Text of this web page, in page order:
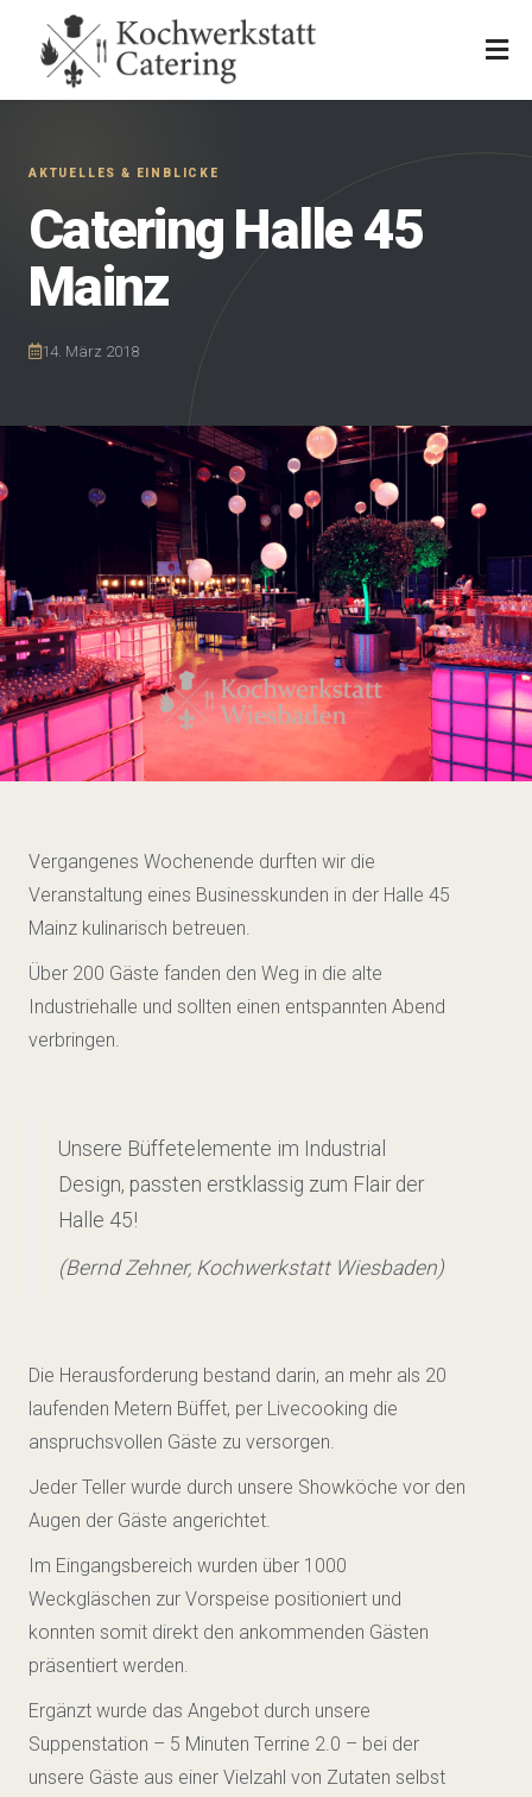
Catering Halle 45
Mainz
14. März 2018
Vergangenes Wochenende durften wir die
Veranstaltung eines Businesskunden in der Halle 45
Mainz kulinarisch betreuen.
Über 200 Gäste fanden den Weg in die alte
Industriehalle und sollten einen entspannten Abend
verbringen.
Unsere Büffetelemente im Industrial
Design, passten erstklassig zum Flair der
Halle 45!
(Bernd Zehner, Kochwerkstatt Wiesbaden)
Die Herausforderung bestand darin, an mehr als 20
laufenden Metern Büffet, per Livecooking die
anspruchsvollen Gäste zu versorgen.
Jeder Teller wurde durch unsere Showköche vor den
Augen der Gäste angerichtet.
Im Eingangsbereich wurden über 1000
Weckgläschen zur Vorspeise positioniert und
konnten somit direkt den ankommenden Gästen
präsentiert werden.
Ergänzt wurde das Angebot durch unsere
Suppenstation – 5 Minuten Terrine 2.0 – bei der
unsere Gäste aus einer Vielzahl von Zutaten selbst